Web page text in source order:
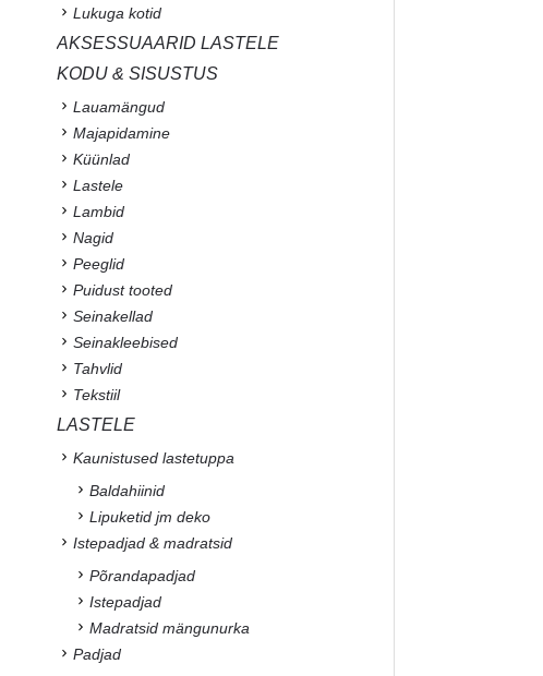
Lukuga kotid
AKSESSUAARID LASTELE
KODU & SISUSTUS
Lauamängud
Majapidamine
Küünlad
Lastele
Lambid
Nagid
Peeglid
Puidust tooted
Seinakellad
Seinakleebised
Tahvlid
Tekstiil
LASTELE
Kaunistused lastetuppa
Baldahiinid
Lipuketid jm deko
Istepadjad & madratsid
Põrandapadjad
Istepadjad
Madratsid mängunurka
Padjad